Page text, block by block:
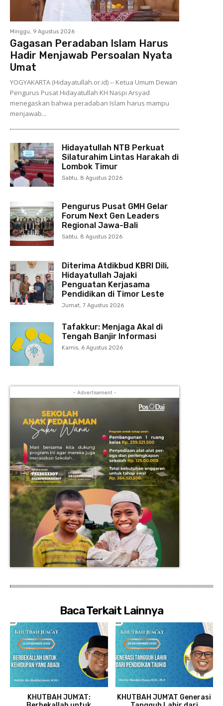
Minggu, 9 Agustus 2026
Gagasan Peradaban Islam Harus
Hadir Menjawab Persoalan Nyata
Umat
YOGYAKARTA (Hidayatullah.or.id) -- Ketua Umum Dewan
Pengurus Pusat Hidayatullah KH Naspi Arsyad
menegaskan bahwa peradaban Islam harus mampu
menjawab...
Hidayatullah NTB Perkuat
Silaturahim Lintas Harakah di
Lombok Timur
Sabtu, 8 Agustus 2026
Pengurus Pusat GMH Gelar
Forum Next Gen Leaders
Regional Jawa-Bali
Sabtu, 8 Agustus 2026
Diterima Atdikbud KBRI Dili,
Hidayatullah Jajaki
Penguatan Kerjasama
Pendidikan di Timor Leste
Jumat, 7 Agustus 2026
Tafakkur: Menjaga Akal di
Tengah Banjir Informasi
Kamis, 6 Agustus 2026
- Advertisement -
Baca Terkait Lainnya
KHUTBAH JUM’AT:
KHUTBAH JUM’AT Generasi